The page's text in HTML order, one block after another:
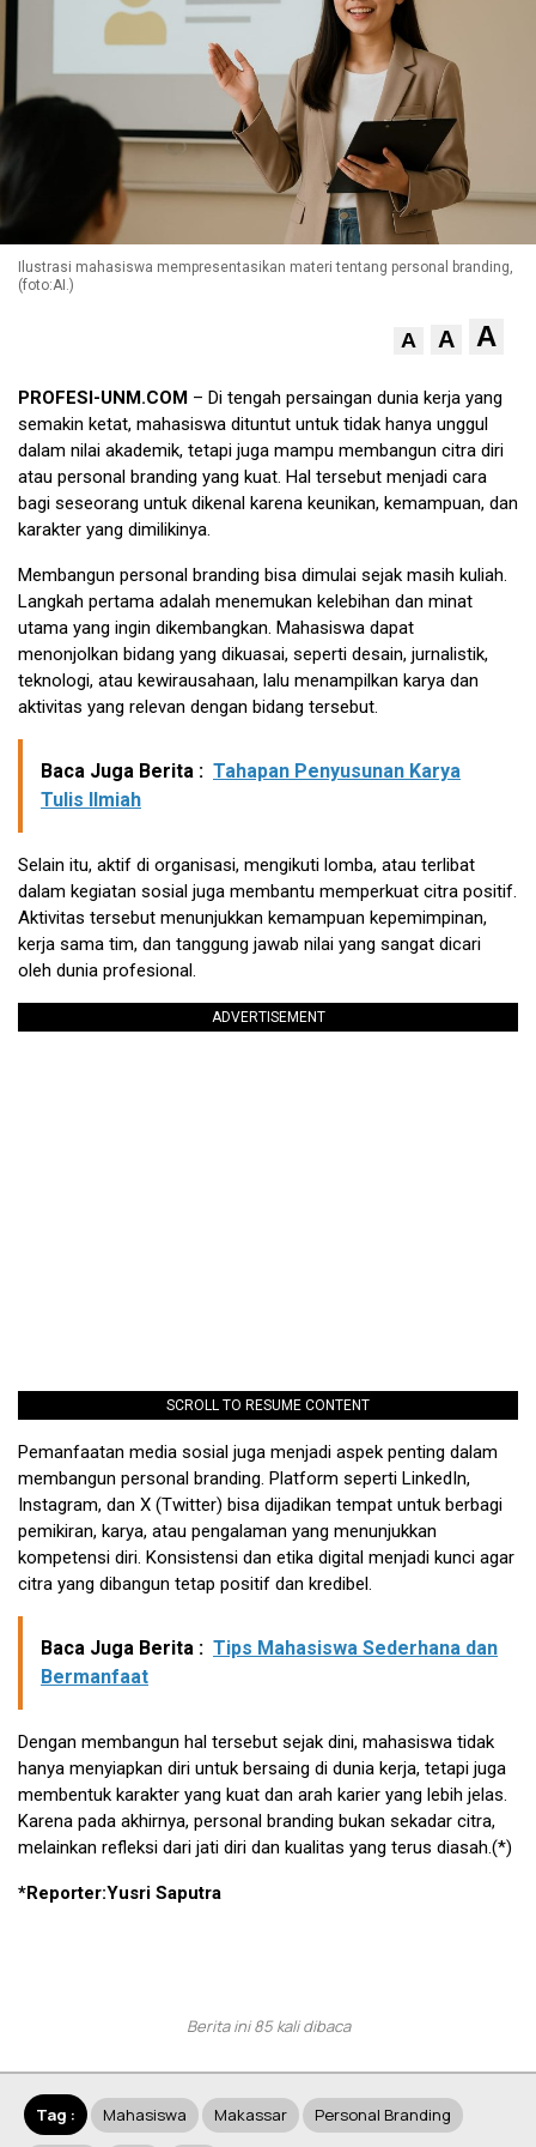
Ilustrasi mahasiswa mempresentasikan materi tentang personal branding,
(foto:AI.)
A A A
PROFESI-UNM.COM – Di tengah persaingan dunia kerja yang
semakin ketat, mahasiswa dituntut untuk tidak hanya unggul
dalam nilai akademik, tetapi juga mampu membangun citra diri
atau personal branding yang kuat. Hal tersebut menjadi cara
bagi seseorang untuk dikenal karena keunikan, kemampuan, dan
karakter yang dimilikinya.
Membangun personal branding bisa dimulai sejak masih kuliah.
Langkah pertama adalah menemukan kelebihan dan minat
utama yang ingin dikembangkan. Mahasiswa dapat
menonjolkan bidang yang dikuasai, seperti desain, jurnalistik,
teknologi, atau kewirausahaan, lalu menampilkan karya dan
aktivitas yang relevan dengan bidang tersebut.
Baca Juga Berita : Tahapan Penyusunan Karya
Tulis Ilmiah
Selain itu, aktif di organisasi, mengikuti lomba, atau terlibat
dalam kegiatan sosial juga membantu memperkuat citra positif.
Aktivitas tersebut menunjukkan kemampuan kepemimpinan,
kerja sama tim, dan tanggung jawab nilai yang sangat dicari
oleh dunia profesional.
ADVERTISEMENT
SCROLL TO RESUME CONTENT
Pemanfaatan media sosial juga menjadi aspek penting dalam
membangun personal branding. Platform seperti LinkedIn,
Instagram, dan X (Twitter) bisa dijadikan tempat untuk berbagi
pemikiran, karya, atau pengalaman yang menunjukkan
kompetensi diri. Konsistensi dan etika digital menjadi kunci agar
citra yang dibangun tetap positif dan kredibel.
Baca Juga Berita : Tips Mahasiswa Sederhana dan
Bermanfaat
Dengan membangun hal tersebut sejak dini, mahasiswa tidak
hanya menyiapkan diri untuk bersaing di dunia kerja, tetapi juga
membentuk karakter yang kuat dan arah karier yang lebih jelas.
Karena pada akhirnya, personal branding bukan sekadar citra,
melainkan refleksi dari jati diri dan kualitas yang terus diasah.(*)
*Reporter:Yusri Saputra
Berita ini 85 kali dibaca
Tag : Mahasiswa Makassar Personal Branding